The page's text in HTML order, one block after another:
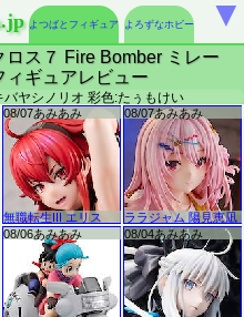
よつばとフィギュア よろずなホビー
ロス７ Fire Bomber ミレー
ィギュアレビュー
ヤシノリオ 彩色:たぅもけい
▼